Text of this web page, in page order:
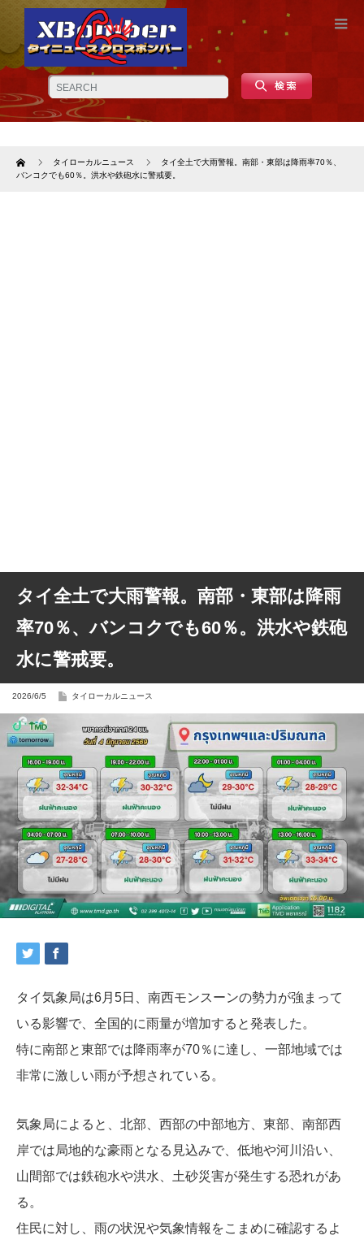
Home タイローカルニュース
タイ全土で大雨警報。南部・東部は降雨率70％、
バンコクでも60％。洪水や鉄砲水に警戒要。
タイ全土で大雨警報。南部・東部は降雨
率70％、バンコクでも60％。洪水や鉄砲
水に警戒要。
2026/6/5 タイローカルニュース
タイ気象局は6月5日、南西モンスーンの勢力が強まって
いる影響で、全国的に雨量が増加すると発表した。
特に南部と東部では降雨率が70％に達し、一部地域では
非常に激しい雨が予想されている。
気象局によると、北部、西部の中部地方、東部、南部西
岸では局地的な豪雨となる見込みで、低地や河川沿い、
山間部では鉄砲水や洪水、土砂災害が発生する恐れがあ
る。
住民に対し、雨の状況や気象情報をこまめに確認するよ